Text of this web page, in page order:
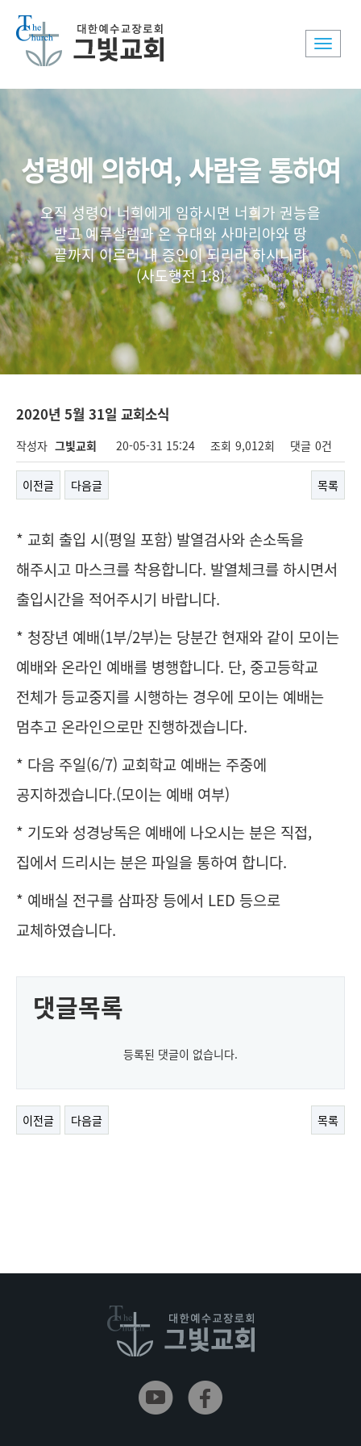
Toggle
성령에 의하여, 사람을 통하여
오직 성령이 너희에게 임하시면 너희가 권능을
받고 예루살렘과 온 유대와 사마리아와 땅
끝까지 이르러 내 증인이 되리라 하시니라
(사도행전 1:8)
2020년 5월 31일 교회소식
작성자 그빛교회 20-05-31 15:24 조회 9,012회 댓글 0건
이전글 다음글 목록
* 교회 출입 시(평일 포함) 발열검사와 손소독을
해주시고 마스크를 착용합니다. 발열체크를 하시면서
출입시간을 적어주시기 바랍니다.
* 청장년 예배(1부/2부)는 당분간 현재와 같이 모이는
예배와 온라인 예배를 병행합니다. 단, 중고등학교
전체가 등교중지를 시행하는 경우에 모이는 예배는
멈추고 온라인으로만 진행하겠습니다.
* 다음 주일(6/7) 교회학교 예배는 주중에
공지하겠습니다.(모이는 예배 여부)
* 기도와 성경낭독은 예배에 나오시는 분은 직접,
집에서 드리시는 분은 파일을 통하여 합니다.
* 예배실 전구를 삼파장 등에서 LED 등으로
교체하였습니다.
댓글목록
등록된 댓글이 없습니다.
이전글 다음글 목록